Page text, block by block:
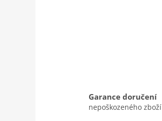
Garance doručení
nepoškozeného zboží